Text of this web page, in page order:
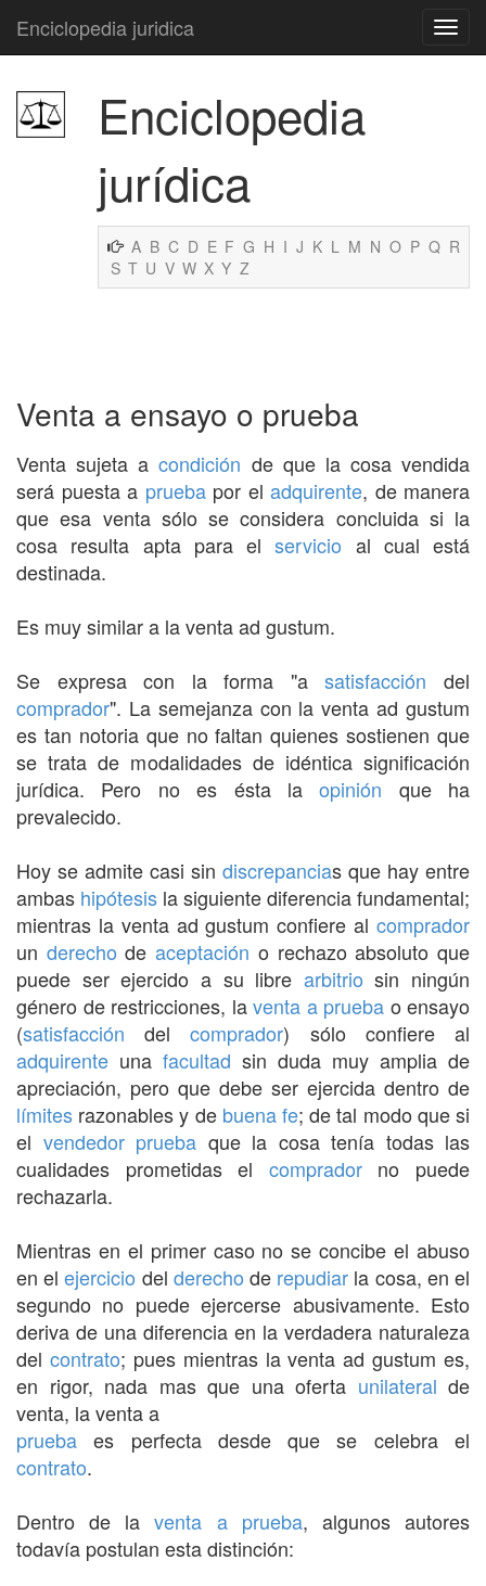
Enciclopedia juridica
Enciclopedia
jurídica
A B C D E F G H I J K L M N O P Q R
S T U V W X Y Z
Venta a ensayo o prueba
Venta sujeta acondición de que la cosa vendida
será puesta a pruebapor el adquirente, de manera
que esa venta sólo se considera concluida si la
cosa resulta apta para elservicio al cual está
destinada.
Es muy similar a la venta ad gustum.
Se expresa con la forma "asatisfacción del
comprador". La semejanza con la venta ad gustum
es tan notoria que no faltan quienes sostienen que
se trata de modalidades de idéntica significación
jurídica. Pero no es ésta laopinión que ha
prevalecido.
Hoy se admite casi sin discrepancias que hay entre
ambas hipótesis la siguiente diferencia fundamental;
mientras la venta ad gustum confiere al comprador
un derecho deaceptación o rechazo absoluto que
puede ser ejercido a su libre arbitrio sin ningún
género de restricciones, laventa a prueba o ensayo
(satisfacción delcomprador) sólo confiere al
adquirente una facultad sin duda muy amplia de
apreciación, pero que debe ser ejercida dentro de
límites razonables y de buena fe; de tal modo que si
el vendedor prueba que la cosa tenía todas las
cualidades prometidas el compradorno puede
rechazarla.
Mientras en el primer caso no se concibe el abuso
en elejercicio del derecho de repudiar la cosa, en el
segundo no puede ejercerse abusivamente. Esto
deriva de una diferencia en la verdadera naturaleza
del contrato; pues mientras la venta ad gustum es,
en rigor, nada mas que una oferta unilateral de
venta, la venta a
prueba es perfecta desde que se celebra el
contrato.
Dentro de laventa a prueba, algunos autores
todavía postulan esta distinción: